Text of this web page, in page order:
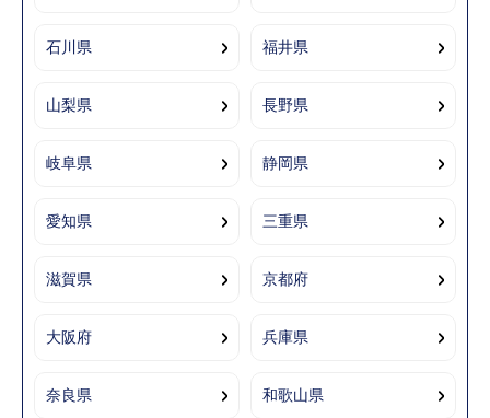
石川県 福井県
山梨県 長野県
岐阜県 静岡県
愛知県 三重県
滋賀県 京都府
大阪府 兵庫県
奈良県 和歌山県